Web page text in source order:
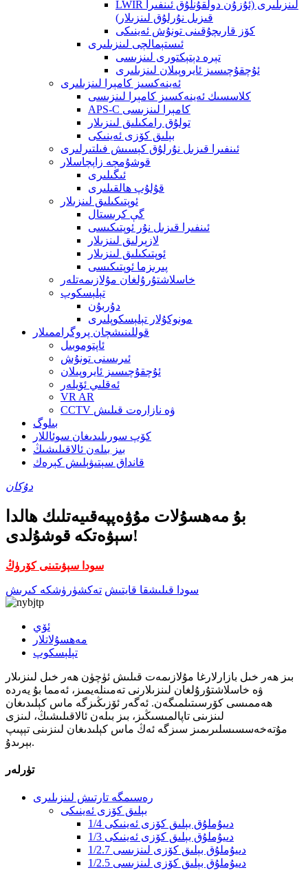
LWIR لىنزىلىرى (ئۇزۇن دولقۇنلۇق ئىنفىرا
قىزىل نۇرلۇق لىنزىلار)
كۆز قارىچۇقىنى تونۇش ئەينىكى
ئىستېمالچى لىنزىلىرى
تېرە دېتېكتورى لىنزىسى
ئۇچقۇچىسىز ئايروپىلان لىنزىلىرى
ئەينەكسىز كامېرا لىنزىلىرى
كلاسسىك ئەينەكسىز كامېرا لىنزىسى
APS-C كامېرا لىنزىسى
تولۇق رامكىلىق لىنزىلار
بېلىق كۆزى ئەينىكى
ئىنفىرا قىزىل نۇرلۇق كېسىش فىلتىرلىرى
قوشۇمچە زاپچاسلار
ئىگىلىرى
قۇلۇپ ھالقىلىرى
ئوپتىكىلىق لىنزىلار
گې كرىستال
ئىنفىرا قىزىل نۇر ئوپتىكىسى
لازېرلىق لىنزىلار
ئوپتىكىلىق لىنزىلار
پىرىزما ئوپتىكىسى
خاسلاشتۇرۇلغان مۇلازىمەتلەر
تېلېسكوپ
دۇربۇن
مونوكۇلار تېلېسكوپلىرى
قوللىنىشچان پروگراممىلار
ئاپتوموبىل
ئىرىسنى تونۇش
ئۇچقۇچىسىز ئايروپىلان
ئەقلىي ئۆيلەر
VR AR
CCTV ۋە نازارەت قىلىش
بىلوگ
كۆپ سورىلىدىغان سوئاللار
بىز بىلەن ئالاقىلىشىڭ
قانداق سېتىۋېلىش كېرەك
دۇكان
بۇ مەھسۇلات مۇۋەپپەقىيەتلىك ھالدا
سېۋەتكە قوشۇلدى!
سودا سېۋىتىنى كۆرۈڭ
سودا قىلىشقا قايتىش تەكشۈرۈشكە كىرىش
ئۆي
مەھسۇلاتلار
تېلېسكوپ
بىز ھەر خىل بازارلارغا مۇلازىمەت قىلىش ئۈچۈن ھەر خىل لىنزىلار
ۋە خاسلاشتۇرۇلغان لىنزىلارنى تەمىنلەيمىز، ئەمما بۇ يەردە
ھەممىسى كۆرسىتىلمىگەن. ئەگەر ئۆزىڭىزگە ماس كېلىدىغان
لىنزىنى تاپالمىسىڭىز، بىز بىلەن ئالاقىلىشىڭ، لىنزى
مۇتەخەسسىسلىرىمىز سىزگە ئەڭ ماس كېلىدىغان لىنزىنى تېپىپ
بېرىدۇ.
تۈرلەر
رەسىمگە تارتىش لىنزىلىرى
بېلىق كۆزى ئەينىكى
1/4 دىيۇملۇق بېلىق كۆزى ئەينىكى
1/3 دىيۇملۇق بېلىق كۆزى ئەينىكى
1/2.7 دىيۇملۇق بېلىق كۆزى لىنزىسى
1/2.5 دىيۇملۇق بېلىق كۆزى لىنزىسى